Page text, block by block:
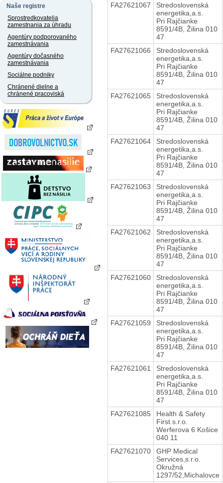
Naše registre
Sprostredkovatelia
zamestnania za úhradu
Agentúry podporovaného
zamestnávania
Agentúry dočasného
zamestnávania
Sociálne podniky
Chránené dielne a
chránené pracoviská
FA27621067
Stredoslovenská
energetika,a.s.
Pri Rajčianke
8591/4B, Žilina 010
47
FA27621066
Stredoslovenská
energetika,a.s.
Pri Rajčianke
8591/4B, Žilina 010
47
FA27621065
Stredoslovenská
energetika,a.s.
Pri Rajčianke
8591/4B, Žilina 010
47
FA27621064
Stredoslovenská
energetika,a.s.
Pri Rajčianke
8591/4B, Žilina 010
47
FA27621063
Stredoslovenská
energetika,a.s.
Pri Rajčianke
8591/4B, Žilina 010
47
FA27621062
Stredoslovenská
energetika,a.s.
Pri Rajčianke
8591/4B, Žilina 010
47
FA27621060
Stredoslovenská
energetika,a.s.
Pri Rajčianke
8591/4B, Žilina 010
47
FA27621059
Stredoslovenská
energetika,a.s.
Pri Rajčianke
8591/4B, Žilina 010
47
FA27621061
Stredoslovenská
energetika,a.s.
Pri Rajčianke
8591/4B, Žilina 010
47
FA27621085
Health & Safety
First s.r.o.
Werferova 6 Košice
040 11
FA27621070
GHP Medical
Services,s.r.o.
Okružná
1297/52,Michalovce